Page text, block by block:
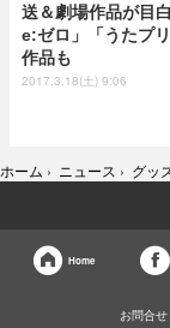
送＆劇場作品が目
e:ゼロ」「うたプ
作品も
2017.3.18(土) 9:06
ホーム › ニュース › グッ
Home
お問合せ